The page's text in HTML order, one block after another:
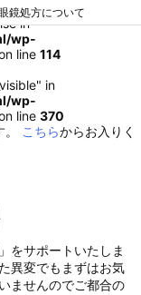
in
wp-
line 114
in
wp-
line 370
こちらからお入りく
鏡処方について
をサポートいたしま
異変でもまずはお気
ませんのでご都合の